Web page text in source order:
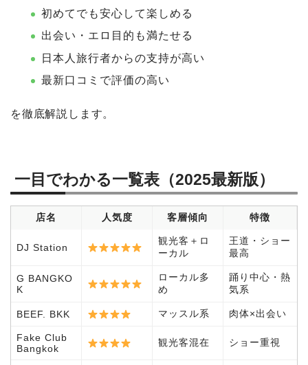
初めてでも安心して楽しめる
出会い・エロ目的も満たせる
日本人旅行者からの支持が高い
最新口コミで評価の高い
を徹底解説します。
一目でわかる一覧表（2025最新版）
店名 人気度 客層傾向 特徴
DJ Station
観光客＋ロ
ーカル
王道・ショー
最高
G BANGKO
K
ローカル多
め
踊り中心・熱
気系
BEEF. BKK マッスル系 肉体×出会い
Fake Club
Bangkok
観光客混在 ショー重視